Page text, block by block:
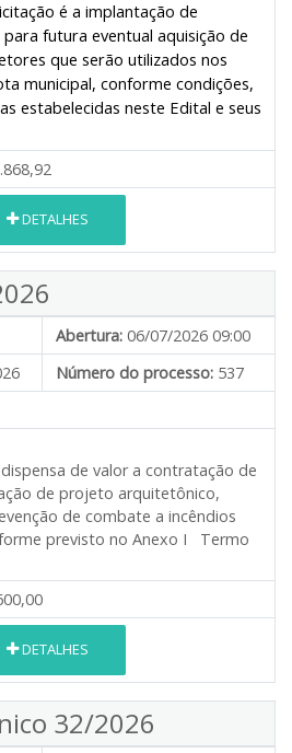
é a implantação de
para futura eventual aquisição de
que serão utilizados nos
municipal, conforme condições,
estabelecidas neste Edital e seus
DETALHES
Abertura: 06/07/2026 09:00
Número do processo: 537
de valor a contratação de
de projeto arquitetônico,
de combate a incêndios
previsto no Anexo I Termo
DETALHES
32/2026